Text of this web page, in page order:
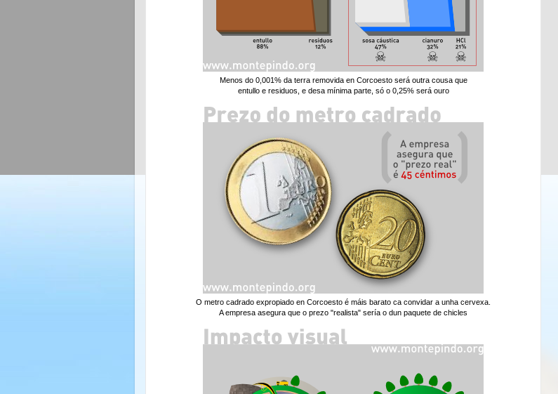
Menos do 0,001% da terra removida en Corcoesto será outra cousa que
entullo e residuos, e desa mínima parte, só o 0,25% será ouro
O metro cadrado expropiado en Corcoesto é máis barato ca convidar a unha cervexa.
A empresa asegura que o prezo "realista" sería o dun paquete de chicles